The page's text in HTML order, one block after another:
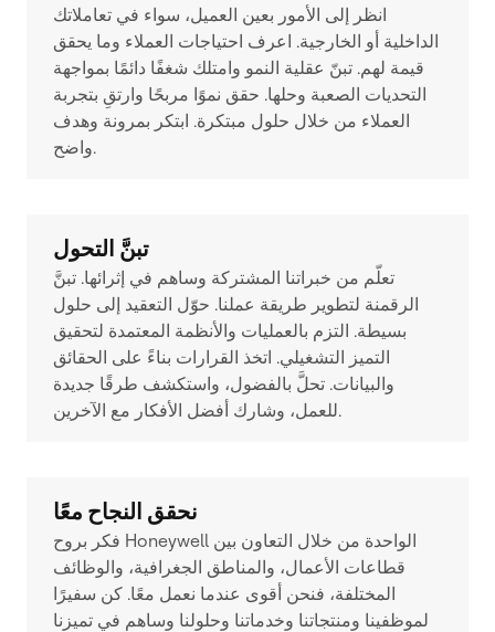
انظر إلى الأمور بعين العميل، سواء في تعاملاتك
الداخلية أو الخارجية. اعرف احتياجات العملاء وما يحقق
قيمة لهم. تبنّ عقلية النمو وامتلك شغفًا دائمًا بمواجهة
التحديات الصعبة وحلها. حقق نموًا مربحًا وارتقِ بتجربة
العملاء من خلال حلول مبتكرة. ابتكر بمرونة وهدف
واضح.
تبنَّ التحول
تعلّم من خبراتنا المشتركة وساهم في إثرائها. تبنَّ
الرقمنة لتطوير طريقة عملنا. حوّل التعقيد إلى حلول
بسيطة. التزم بالعمليات والأنظمة المعتمدة لتحقيق
التميز التشغيلي. اتخذ القرارات بناءً على الحقائق
والبيانات. تحلَّ بالفضول، واستكشف طرقًا جديدة
للعمل، وشارك أفضل الأفكار مع الآخرين.
نحقق النجاح معًا
فكر بروح Honeywell الواحدة من خلال التعاون بين
قطاعات الأعمال، والمناطق الجغرافية، والوظائف
المختلفة، فنحن أقوى عندما نعمل معًا. كن سفيرًا
لموظفينا ومنتجاتنا وخدماتنا وحلولنا وساهم في تميزنا